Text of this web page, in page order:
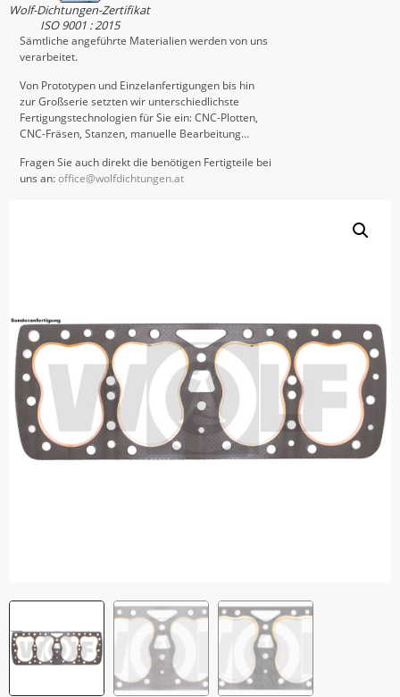
Wolf-Dichtungen-Zertifikat
ISO 9001 : 2015
Sämtliche angeführte Materialien werden von uns
verarbeitet.
Von Prototypen und Einzelanfertigungen bis hin
zur Großserie setzten wir unterschiedlichste
Fertigungstechnologien für Sie ein: CNC-Plotten,
CNC-Fräsen, Stanzen, manuelle Bearbeitung…
Fragen Sie auch direkt die benötigen Fertigteile bei
uns an:office@wolfdichtungen.at